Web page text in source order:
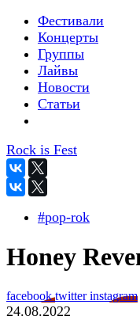
Фестивали
Концерты
Группы
Лайвы
Новости
Статьи
Rock is Fest
#pop-rok
Honey
facebooktwitterinstagram
24.08.2022